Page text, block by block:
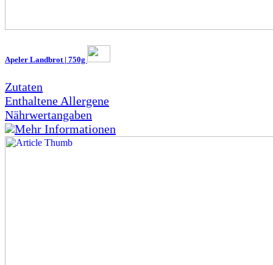
Apeler Landbrot | 750g
Zutaten
Enthaltene Allergene
Nährwertangaben
Mehr Informationen